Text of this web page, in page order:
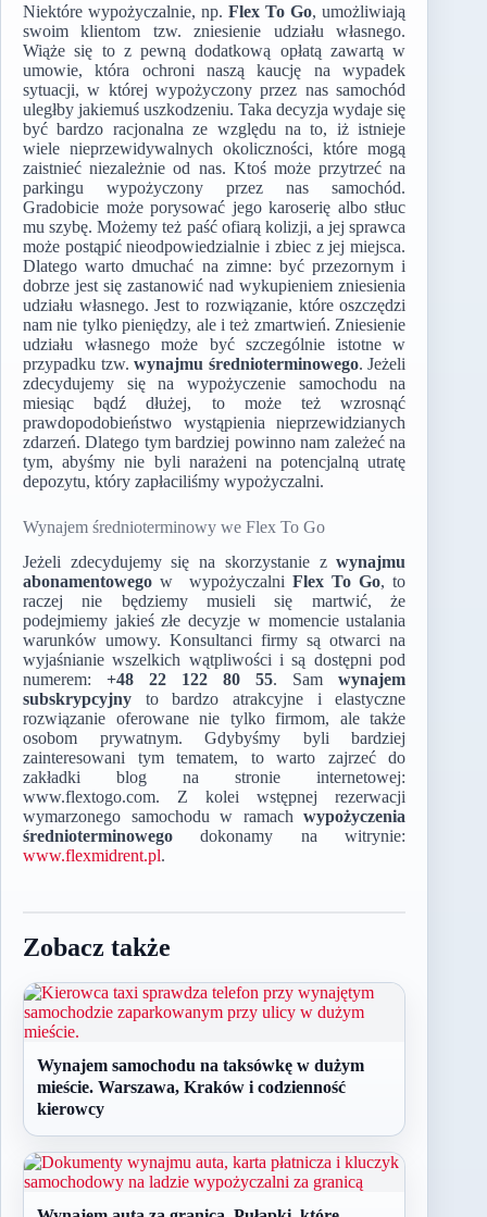
Niektóre wypożyczalnie, np.Flex To Go, umożliwiają
swoim klientom tzw. zniesienie udziału własnego.
Wiąże się to z pewną dodatkową opłatą zawartą w
umowie, która ochroni naszą kaucję na wypadek
sytuacji, w której wypożyczony przez nas samochód
uległby jakiemuś uszkodzeniu. Taka decyzja wydaje się
być bardzo racjonalna ze względu na to, iż istnieje
wiele nieprzewidywalnych okoliczności, które mogą
zaistnieć niezależnie od nas. Ktoś może przytrzeć na
parkingu wypożyczony przez nas samochód.
Gradobicie może porysować jego karoserię albo stłuc
mu szybę. Możemy też paść ofiarą kolizji, a jej sprawca
może postąpić nieodpowiedzialnie i zbiec z jej miejsca.
Dlatego warto dmuchać na zimne: być przezornym i
dobrze jest się zastanowić nad wykupieniem zniesienia
udziału własnego. Jest to rozwiązanie, które oszczędzi
nam nie tylko pieniędzy, ale i też zmartwień. Zniesienie
udziału własnego może być szczególnie istotne w
przypadku tzw.wynajmu średnioterminowego. Jeżeli
zdecydujemy się na wypożyczenie samochodu na
miesiąc bądź dłużej, to może też wzrosnąć
prawdopodobieństwo wystąpienia nieprzewidzianych
zdarzeń. Dlatego tym bardziej powinno nam zależeć na
tym, abyśmy nie byli narażeni na potencjalną utratę
depozytu, który zapłaciliśmy wypożyczalni.
Wynajem średnioterminowy we Flex To Go
Jeżeli zdecydujemy się na skorzystanie zwynajmu
abonamentowegow wypożyczalni Flex To Go, to
raczej nie będziemy musieli się martwić, że
podejmiemy jakieś złe decyzje w momencie ustalania
warunków umowy. Konsultanci firmy są otwarci na
wyjaśnianie wszelkich wątpliwości i są dostępni pod
numerem:+48 22 122 80 55. Samwynajem
subskrypcyjny to bardzo atrakcyjne i elastyczne
rozwiązanie oferowane nie tylko firmom, ale także
osobom prywatnym. Gdybyśmy byli bardziej
zainteresowani tym tematem, to warto zajrzeć do
zakładki blog na stronie internetowej:
www.flextogo.com. Z kolei wstępnej rezerwacji
wymarzonego samochodu w ramachwypożyczenia
średnioterminowego dokonamy na witrynie:
www.flexmidrent.pl.
Zobacz także
Wynajem samochodu na taksówkę w dużym
mieście. Warszawa, Kraków i codzienność
kierowcy